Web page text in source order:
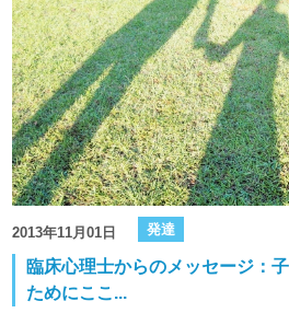
2013年11月01日 発達
臨床心理士からのメッセージ：
ためにここ...